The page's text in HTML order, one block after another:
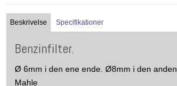
Beskrivelse Specifikationer
Benzinfilter.
Ø 6mm i den ene ende. Ø8mm i den anden.
Mahle